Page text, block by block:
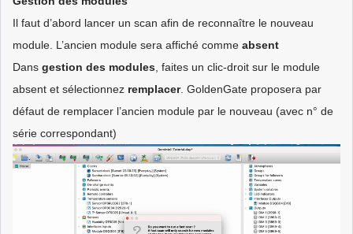
Il faut d’abord lancer un scan afin de reconnaître le nouveau
module. L’ancien module sera affiché comme absent
Dans gestion des modules , faites un clic-droit sur le module
absent et sélectionnez remplacer. GoldenGate proposera par
défaut de remplacer l’ancien module par le nouveau (avec n° de
série correspondant)